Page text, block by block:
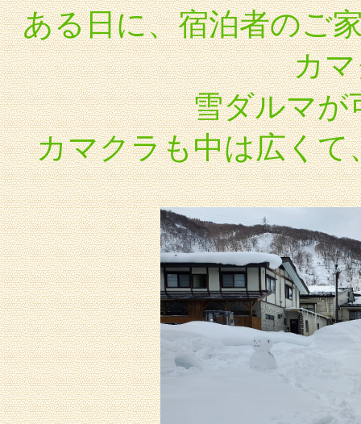
ある日に、宿泊者のご
カ
雪ダルマが
カマクラも中は広く